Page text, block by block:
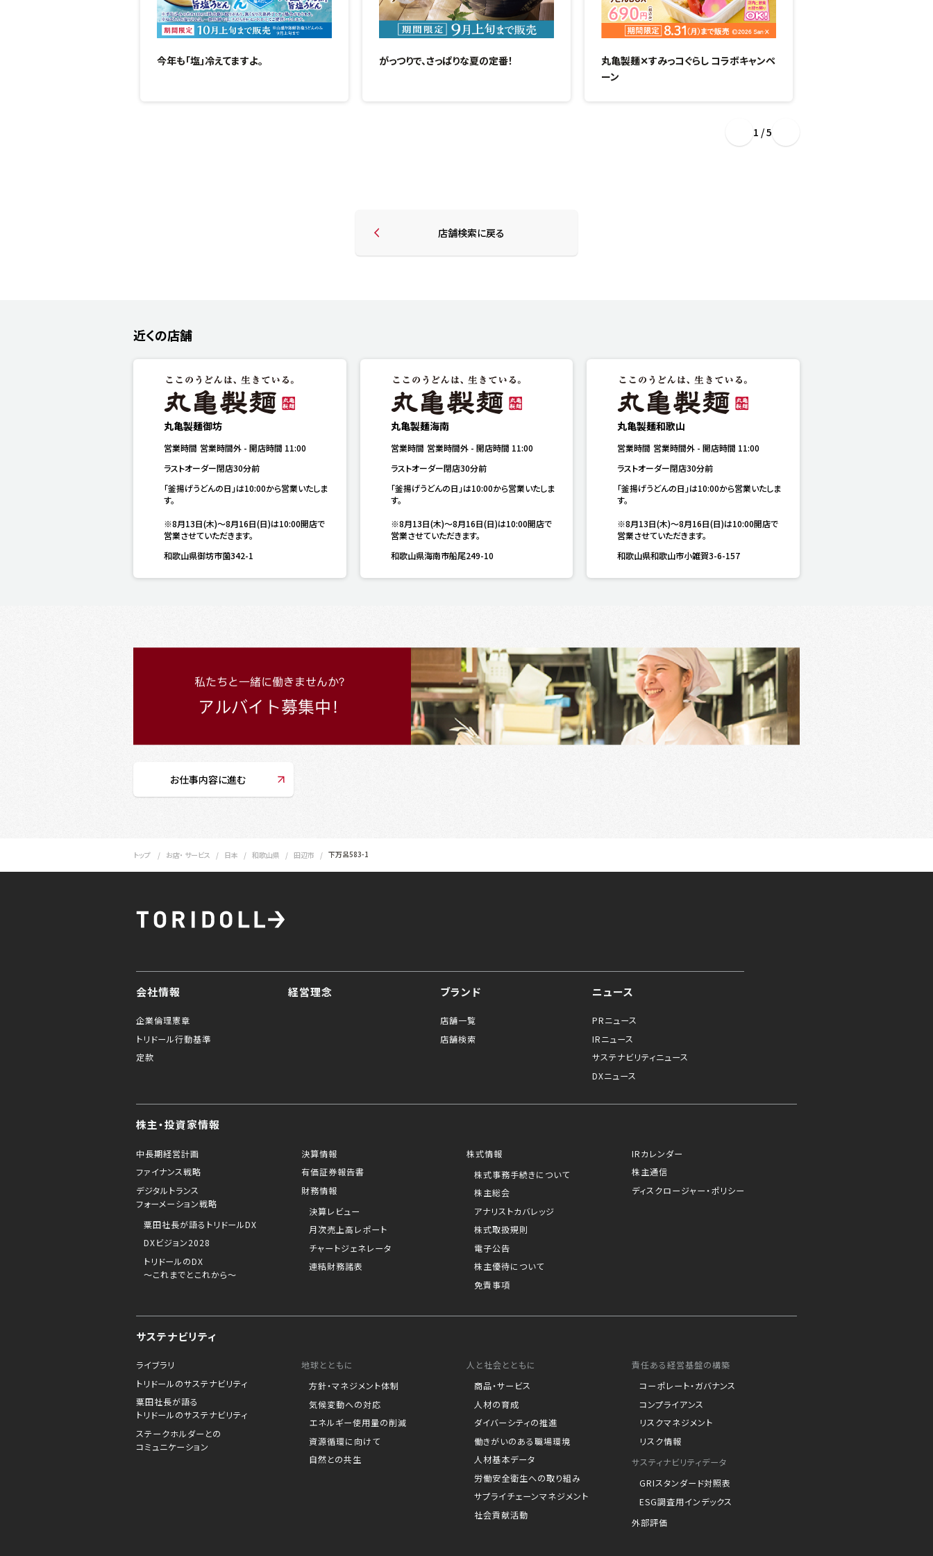
今年も「塩」冷えてますよ。 がっつりで、さっぱりな夏の定番！
丸亀製麺✕すみっコぐらし コラボキャンペ
ーン
1 / 5
店舗検索に戻る
近くの店舗
丸亀製麺御坊
営業時間 営業時間外 - 開店時間 11:00
ラストオーダー閉店30分前
「釜揚げうどんの日」は10:00から営業いたしま
す。
※8月13日(木)～8月16日(日)は10:00開店で
営業させていただきます。
和歌山県御坊市薗342-1
丸亀製麺海南
営業時間 営業時間外- 開店時間 11:00
ラストオーダー閉店30分前
「釜揚げうどんの日」は10:00から営業いたしま
す。
※8月13日(木)～8月16日(日)は10:00開店で
営業させていただきます。
和歌山県海南市船尾249-10
丸亀製麺和歌山
営業時間 営業時間外 -開店時間 11:00
ラストオーダー閉店30分前
「釜揚げうどんの日」は10:00から営業いたしま
す。
※8月13日(木)～8月16日(日)は10:00開店で
営業させていただきます。
和歌山県和歌山市小雑賀3-6-157
お仕事内容に進む
トップ お店・ サービス 日本 和歌山県 田辺市 下万呂583-1
会社情報
企業倫理憲章
トリドール行動基準
定款
経営理念 ブランド
店舗一覧
店舗検索
ニュース
PRニュース
IRニュース
サステナビリティニュース
DXニュース
株主・投資家情報
中長期経営計画
ファイナンス戦略
デジタルトランス
フォーメーション戦略
粟田社長が語るトリドールDX
DXビジョン2028
トリドールのDX
～これまでとこれから～
決算情報
有価証券報告書
財務情報
決算レビュー
月次売上高レポート
チャートジェネレータ
連結財務諸表
株式情報
株式事務手続きについて
株主総会
アナリストカバレッジ
株式取扱規則
電子公告
株主優待について
免責事項
IRカレンダー
株主通信
ディスクロージャー・ポリシー
サステナビリティ
ライブラリ
トリドールのサステナビリティ
粟田社長が語る
トリドールのサステナビリティ
ステークホルダーとの
コミュニケーション
地球とともに
方針・マネジメント体制
気候変動への対応
エネルギー使用量の削減
資源循環に向けて
自然との共生
人と社会とともに
商品・サービス
人材の育成
ダイバーシティの推進
働きがいのある職場環境
人材基本データ
労働安全衛生への取り組み
サプライチェーンマネジメント
社会貢献活動
責任ある経営基盤の構築
コーポレート・ガバナンス
コンプライアンス
リスクマネジメント
リスク情報
サスティナビリティデータ
GRIスタンダード対照表
ESG調査用インデックス
外部評価